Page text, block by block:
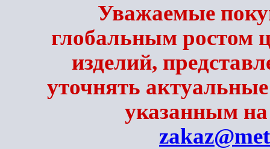
Уважаемые
глобальным ростом
изделий,
уточнять
указанным на